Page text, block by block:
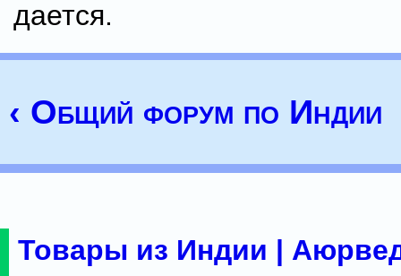
дается.
‹ Общий форум по Индии
Товары из Индии |